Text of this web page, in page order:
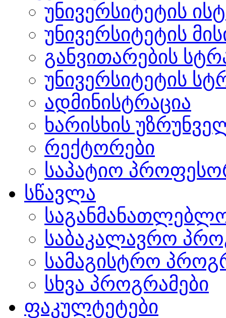
უნივერსიტეტის
უნივერსიტეტის
განვითარების
უნივერსიტეტის
ადმინისტრაცია
ხარისხის
რექტორები
საპატიო
სწავლა
საბაკალავრო
სამაგისტრო
სხვა პროგრამები
ფაკულტეტები